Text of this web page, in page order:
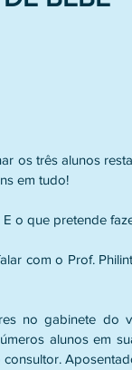
os três alunos
em tudo!
o que pretende
com o Prof.
no gabinete do
alunos em